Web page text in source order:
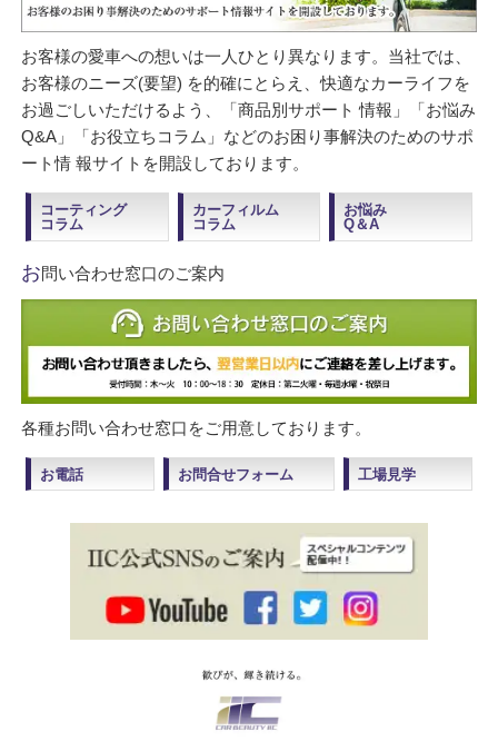
お客様の愛車への想いは一人ひとり異なります。当社では、
お客様のニーズ(要望) を的確にとらえ、快適なカーライフを
お過ごしいただけるよう、「商品別サポート 情報」「お悩み
Q&A」「お役立ちコラム」などのお困り事解決のためのサポ
ート情 報サイトを開設しております。
コーティング
コラム
カーフィルム
コラム
お悩み
Q＆A
お問い合わせ窓口のご案内
各種お問い合わせ窓口をご用意しております。
お電話 お問合せフォーム 工場見学